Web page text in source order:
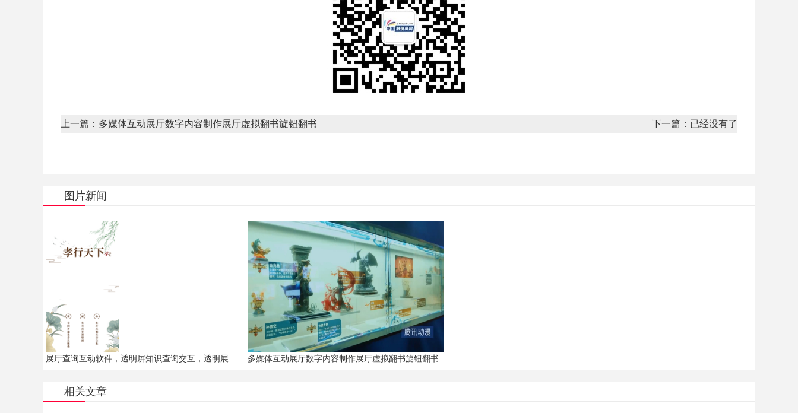
上一篇：多媒体互动展厅数字内容制作展厅虚拟翻书旋钮翻书 下一篇：已经没有了
图片新闻
多媒体互动展厅数字内容制作展厅虚拟翻书旋钮翻书
相关文章